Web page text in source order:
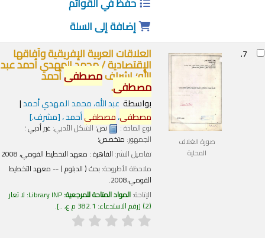
إضافة إلى السلة
صورة الغلاف
المحلية
العلاقات العربية الإفريقية وآفاقها
الإقتصادية /محمد المهدي أحمد عبد
الله؛ إشرافمصطفىأحمد
مصطفى.
بواسطة عبد الله، محمد المهدي أحمد
مصطفى،مصطفىأحمد ،[مشرف.]
نوع المادة : نص؛ الشكل الأدبي:غير أدبي؛
الجمهور:متخصص؛
تفاصيل النشر:القاهرة :معهد التخطيط القومي،2008
ملاحظة الأطروحة:بحث ( الدبلوم ) -- معهد التخطيط
القومي،2008.
الإتاحة:المواد المتاحة للمرجعية:Library INP: لا تعار
رقم الاستدعاء:382.1 م ع, .. .